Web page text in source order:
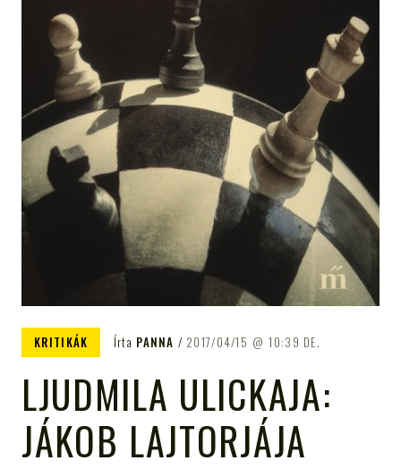
KRITIKÁK Írta PANNA 2017/04/15 10:39 DE.
LJUDMILA ULICKAJA:
JÁKOB LAJTORJÁJA